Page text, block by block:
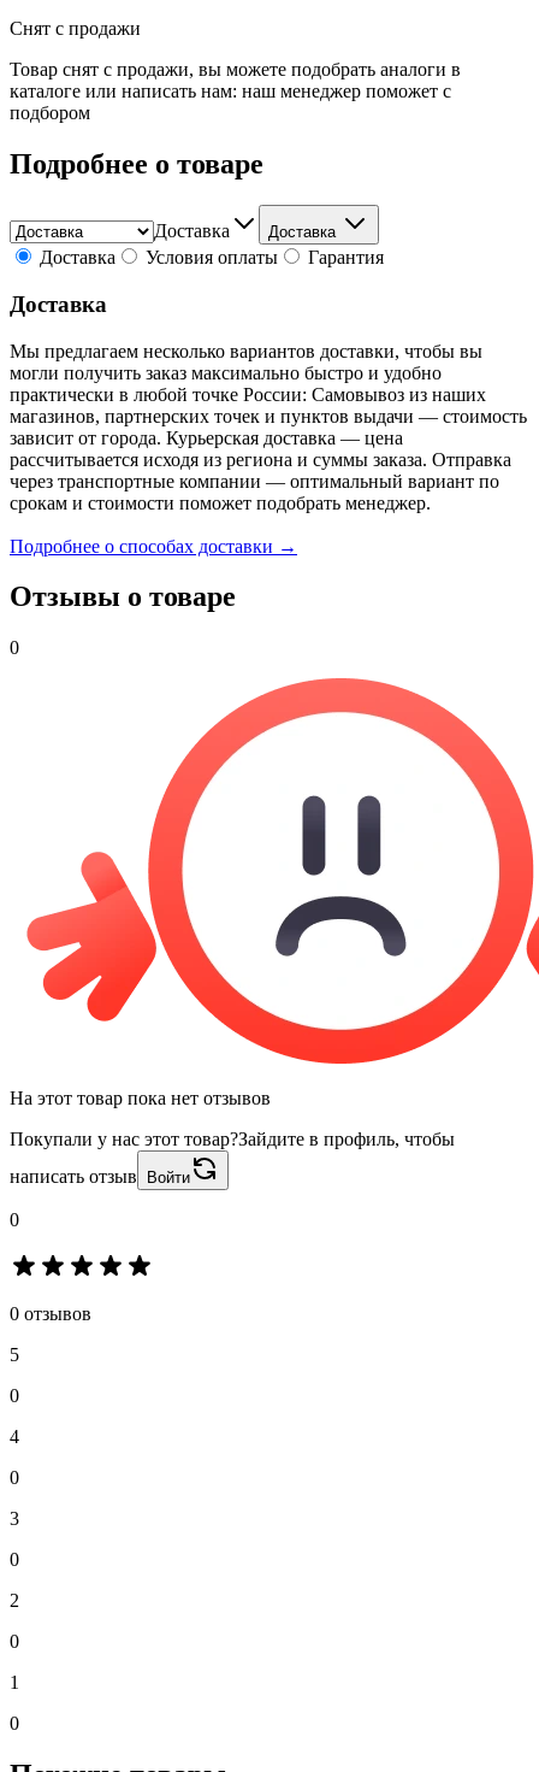
Снят с продажи
Товар снят с продажи, вы можете подобрать аналоги в
каталоге или написать нам: наш менеджер поможет с
подбором
Подробнее о товаре
Доставка Доставка
Доставка Условия оплаты Гарантия
Доставка
Мы предлагаем несколько вариантов доставки, чтобы вы
могли получить заказ максимально быстро и удобно
практически в любой точке России: Самовывоз из наших
магазинов, партнерских точек и пунктов выдачи — стоимость
зависит от города. Курьерская доставка — цена
рассчитывается исходя из региона и суммы заказа. Отправка
через транспортные компании — оптимальный вариант по
срокам и стоимости поможет подобрать менеджер.
Подробнее о способах доставки →
Отзывы о товаре
0
На этот товар пока нет отзывов
Покупали у нас этот товар?Зайдите в профиль, чтобы
написать отзыв
Войти
0
0 отзывов
5
0
4
0
3
0
2
0
1
0